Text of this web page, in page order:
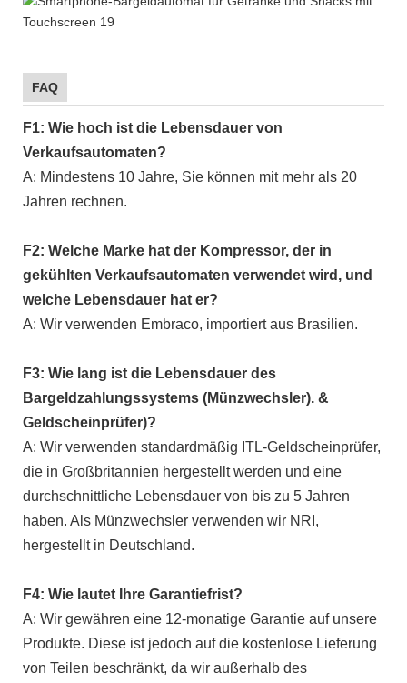
FAQ
F1: Wie hoch ist die Lebensdauer von
Verkaufsautomaten?
A: Mindestens 10 Jahre, Sie können mit mehr als 20
Jahren rechnen.
F2: Welche Marke hat der Kompressor, der in
gekühlten Verkaufsautomaten verwendet wird, und
welche Lebensdauer hat er?
A: Wir verwenden Embraco, importiert aus Brasilien.
F3: Wie lang ist die Lebensdauer des
Bargeldzahlungssystems (Münzwechsler). &
Geldscheinprüfer)?
A: Wir verwenden standardmäßig ITL-Geldscheinprüfer,
die in Großbritannien hergestellt werden und eine
durchschnittliche Lebensdauer von bis zu 5 Jahren
haben. Als Münzwechsler verwenden wir NRI,
hergestellt in Deutschland.
F4: Wie lautet Ihre Garantiefrist?
A: Wir gewähren eine 12-monatige Garantie auf unsere
Produkte. Diese ist jedoch auf die kostenlose Lieferung
von Teilen beschränkt, da wir außerhalb des